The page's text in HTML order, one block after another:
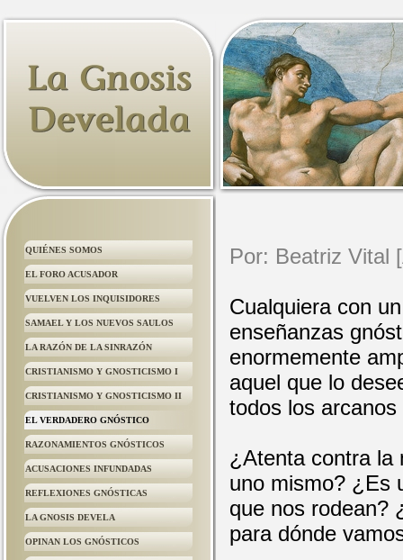
QUIÉNES SOMOS
EL FORO ACUSADOR
VUELVEN LOS INQUISIDORES
SAMAEL Y LOS NUEVOS SAULOS
LA RAZÓN DE LA SINRAZÓN
CRISTIANISMO Y GNOSTICISMO I
CRISTIANISMO Y GNOSTICISMO II
EL VERDADERO GNÓSTICO
RAZONAMIENTOS GNÓSTICOS
ACUSACIONES INFUNDADAS
REFLEXIONES GNÓSTICAS
LA GNOSIS DEVELA
OPINAN LOS GNÓSTICOS
Por: Beatriz Vital
Cualquiera con
enseñanzas
enormemente
aquel que lo
todos los
¿Atenta contra la
uno mismo? ¿Es
que nos rodean?
para dónde